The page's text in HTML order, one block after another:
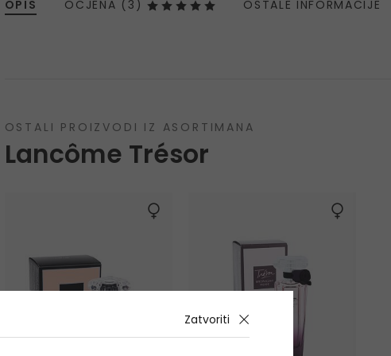
OPIS OCJENA (3) OSTALE INFORMACIJE
OSTALI PROIZVODI IZ ASORTIMANA
Lancôme Trésor
Zatvoriti